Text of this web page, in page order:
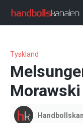
Tyskland
Morawski